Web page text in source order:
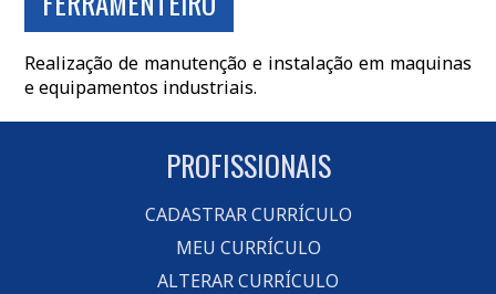
Realização de manutenção e instalação em maquinas
e equipamentos industriais.
PROFISSIONAIS
CADASTRAR CURRÍCULO
MEU CURRÍCULO
ALTERAR CURRÍCULO